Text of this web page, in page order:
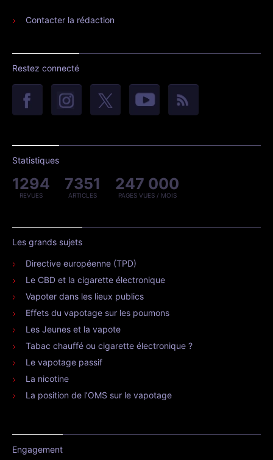
Contacter la rédaction
Restez connecté
Statistiques
1294
REVUES
7351
ARTICLES
247 000
PAGES VUES / MOIS
Les grands sujets
Directive européenne (TPD)
Le CBD et la cigarette électronique
Vapoter dans les lieux publics
Effets du vapotage sur les poumons
Les Jeunes et la vapote
Tabac chauffé ou cigarette électronique ?
Le vapotage passif
La nicotine
La position de l’OMS sur le vapotage
Engagement